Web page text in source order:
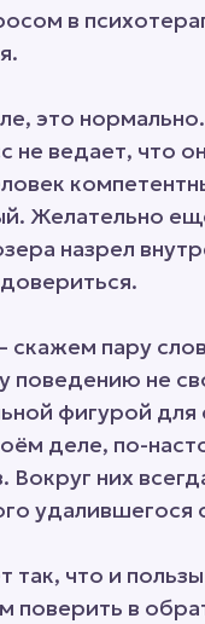
в
это
не ведает, что
Желательно
назрел
скажем пару
поведению не
фигурой
деле, по-
Вокруг них
так, что и
в